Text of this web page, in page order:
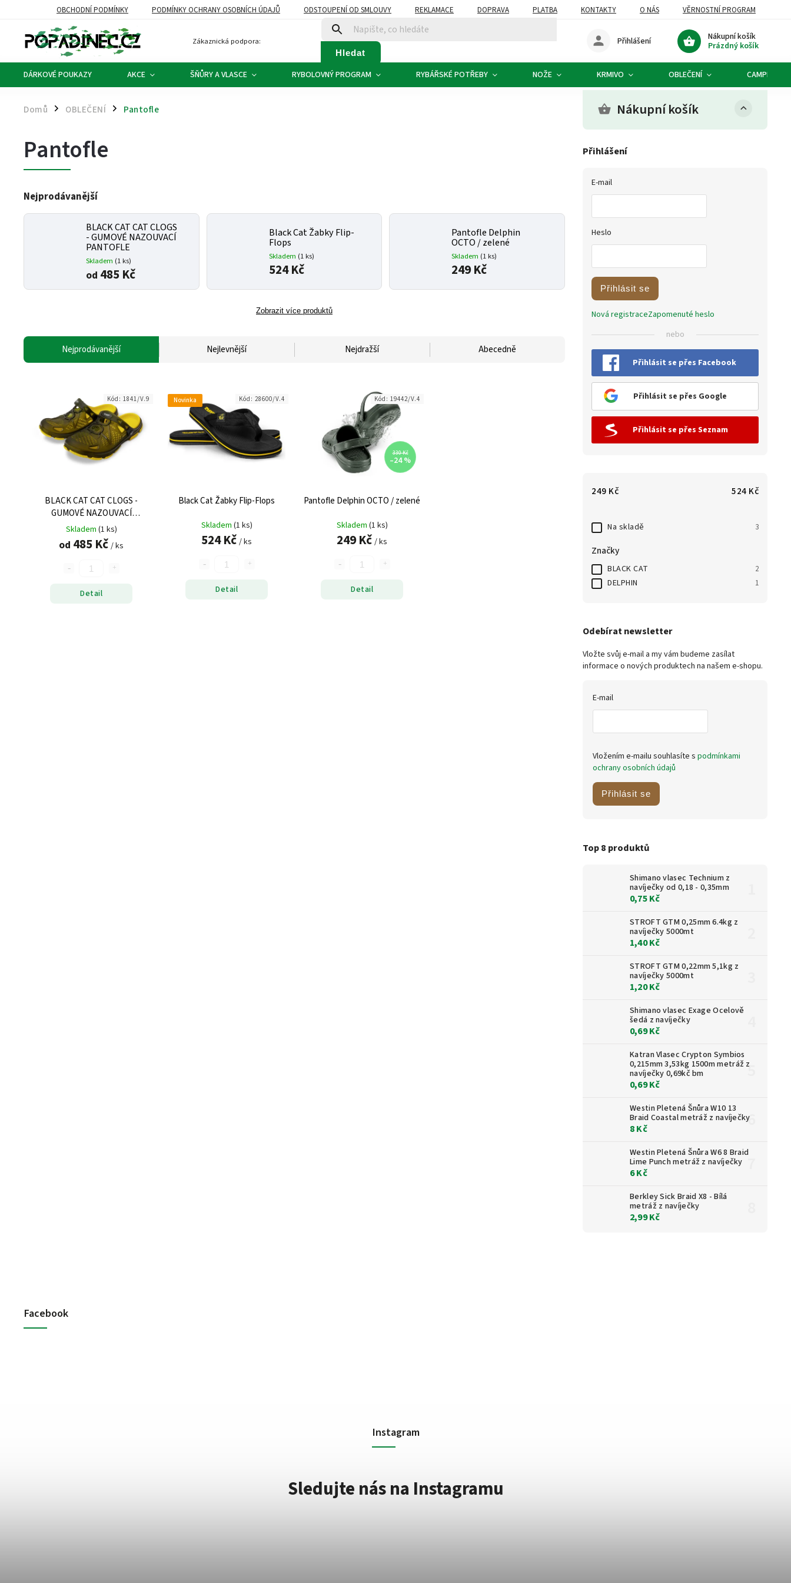
OBCHODNÍ PODMÍNKY PODMÍNKY OCHRANY OSOBNÍCH ÚDAJŮ ODSTOUPENÍ OD SMLOUVY REKLAMACE DOPRAVA PLATBA KONTAKTY O NÁS VĚRNOSTNÍ PROGRAM
Zákaznická podpora:
Hledat
Nákupní košík
Prázdný košík
Přihlášení
DÁRKOVÉ POUKAZY AKCE ŠŇŮRY A VLASCE RYBOLOVNÝ PROGRAM RYBÁŘSKÉ POTŘEBY NOŽE KRMIVO OBLEČENÍ CAMPING
Domů / OBLEČENÍ / Pantofle Nákupní košík
Přihlášení
E-mail
Heslo
Přihlásit se
Nová registraceZapomenuté heslo
nebo
Přihlásit se přes Facebook
Přihlásit se přes Google
Přihlásit se přes Seznam
249 Kč 524 Kč
Na skladě 3
Značky
BLACK CAT 2
DELPHIN 1
Odebírat newsletter
Vložte svůj e-mail a my vám budeme zasílat
informace o nových produktech na našem e-shopu.
E-mail
Vložením e-mailu souhlasíte s podmínkami
ochrany osobních údajů
Přihlásit se
Top 8 produktů
Shimano vlasec Technium z
navíječky od 0,18 - 0,35mm
0,75 Kč
STROFT GTM 0,25mm 6.4kg z
navíječky 5000mt
1,40 Kč
STROFT GTM 0,22mm 5,1kg z
navíječky 5000mt
1,20 Kč
Shimano vlasec Exage Ocelově
šedá z navíječky
0,69 Kč
Katran Vlasec Crypton Symbios
0,215mm 3,53kg 1500m metráž z
navíječky 0,69kč bm
0,69 Kč
Westin Pletená Šnůra W10 13
Braid Coastal metráž z navíječky
8 Kč
Westin Pletená Šnůra W6 8 Braid
Lime Punch metráž z navíječky
6 Kč
Berkley Sick Braid X8 - Bílá
metráž z navíječky
2,99 Kč
Pantofle
Nejprodávanější
BLACK CAT CAT CLOGS
- GUMOVÉ NAZOUVACÍ
PANTOFLE
Skladem (1 ks)
od 485 Kč
Black Cat Žabky Flip-
Flops
Skladem (1 ks)
524 Kč
Pantofle Delphin
OCTO / zelené
Skladem (1 ks)
249 Kč
Zobrazit více produktů
Nejprodávanější Nejlevnější Nejdražší Abecedně
BLACK CAT CAT CLOGS -
GUMOVÉ NAZOUVACÍ
PANTOFLE
Skladem (1 ks)
od 485 Kč / ks
Detail
Kód: 1841/V.9 Novinka
Black Cat Žabky Flip-Flops
Skladem (1 ks)
524 Kč / ks
Detail
Kód: 28600/V.4
330 Kč
–24 %
Pantofle Delphin OCTO / zelené
Skladem (1 ks)
249 Kč / ks
Detail
Kód: 19442/V.4
Facebook
Instagram
Sledujte nás na Instagramu